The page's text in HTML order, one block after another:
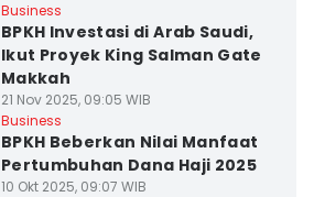
Business
BPKH Investasi di Arab Saudi,
Ikut Proyek King Salman Gate
Makkah
21 Nov 2025, 09:05 WIB
Business
BPKH Beberkan Nilai Manfaat
Pertumbuhan Dana Haji 2025
10 Okt 2025, 09:07 WIB